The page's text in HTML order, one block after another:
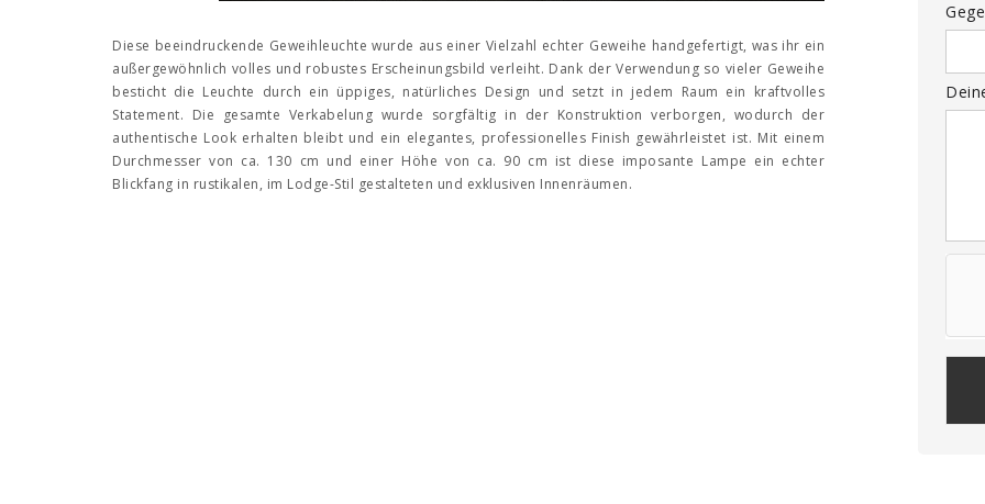
Diese beeindruckende Geweihleuchte wurde aus einer Vielzahl echter Geweihe handgefertigt, was ihr ein
außergewöhnlich volles und robustes Erscheinungsbild verleiht. Dank der Verwendung so vieler Geweihe
besticht die Leuchte durch ein üppiges, natürliches Design und setzt in jedem Raum ein kraftvolles
Statement. Die gesamte Verkabelung wurde sorgfältig in der Konstruktion verborgen, wodurch der
authentische Look erhalten bleibt und ein elegantes, professionelles Finish gewährleistet ist. Mit einem
Durchmesser von ca. 130 cm und einer Höhe von ca. 90 cm ist diese imposante Lampe ein echter
Blickfang in rustikalen, im Lodge-Stil gestalteten und exklusiven Innenräumen.